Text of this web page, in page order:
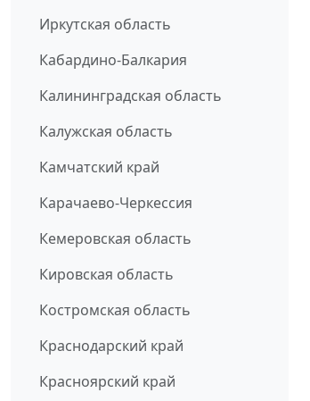
Иркутская область
Кабардино-Балкария
Калининградская область
Калужская область
Камчатский край
Карачаево-Черкессия
Кемеровская область
Кировская область
Костромская область
Краснодарский край
Красноярский край